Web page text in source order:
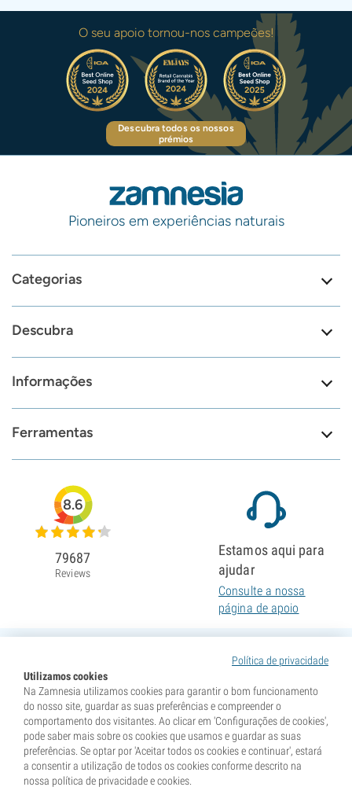
O seu apoio tornou-nos campeões!
Descubra todos os nossos
prémios
Pioneiros em experiências naturais
Categorias
Descubra
Informações
Ferramentas
Política de privacidade
Utilizamos cookies
Na Zamnesia utilizamos cookies para garantir o bom funcionamento
do nosso site, guardar as suas preferências e compreender o
comportamento dos visitantes. Ao clicar em 'Configurações de cookies',
pode saber mais sobre os cookies que usamos e guardar as suas
preferências. Se optar por 'Aceitar todos os cookies e continuar', estará
a consentir a utilização de todos os cookies conforme descrito na
nossa política de privacidade e cookies.
8.6
79687
Reviews
Estamos aqui para
ajudar
Consulte a nossa
página de apoio